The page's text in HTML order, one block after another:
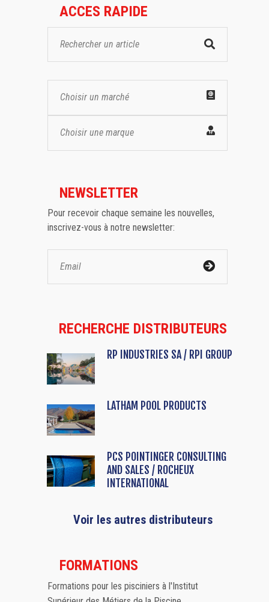
ACCES RAPIDE
Choisir un marché
Choisir une marque
NEWSLETTER
Pour recevoir chaque semaine les nouvelles,
inscrivez-vous à notre newsletter:
RECHERCHE DISTRIBUTEURS
RP INDUSTRIES SA / RPI GROUP
LATHAM POOL PRODUCTS
PCS POINTINGER CONSULTING
AND SALES / ROCHEUX
INTERNATIONAL
Voir les autres distributeurs
FORMATIONS
Formations pour les pisciniers à l'Institut